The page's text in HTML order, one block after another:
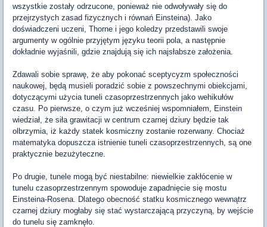
wszystkie zostały odrzucone, ponieważ nie odwoływały się do
przejrzystych zasad fizycznych i równań Einsteina). Jako
doświadczeni uczeni, Thorne i jego koledzy przedstawili swoje
argumenty w ogólnie przyjętym języku teorii pola, a następnie
dokładnie wyjaśnili, gdzie znajdują się ich najsłabsze założenia.
Zdawali sobie sprawę, że aby pokonać sceptycyzm społeczności
naukowej, będą musieli poradzić sobie z powszechnymi obiekcjami,
dotyczącymi użycia tuneli czasoprzestrzennych jako wehikułów
czasu. Po pierwsze, o czym już wcześniej wspomniałem, Einstein
wiedział, że siła grawitacji w centrum czarnej dziury będzie tak
olbrzymia, iż każdy statek kosmiczny zostanie rozerwany. Chociaż
matematyka dopuszcza istnienie tuneli czasoprzestrzennych, są one
praktycznie bezużyteczne.
Po drugie, tunele mogą być niestabilne: niewielkie zakłócenie w
tunelu czasoprzestrzennym spowoduje zapadnięcie się mostu
Einsteina-Rosena. Dlatego obecność statku kosmicznego wewnątrz
czarnej dziury mogłaby się stać wystarczającą przyczyną, by wejście
do tunelu się zamknęło.